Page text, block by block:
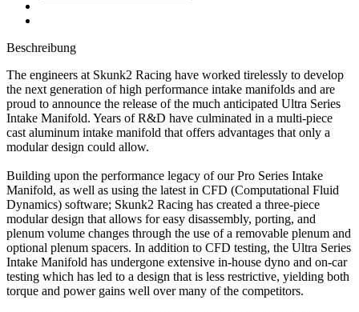
Beschreibung
The engineers at Skunk2 Racing have worked tirelessly to develop
the next generation of high performance intake manifolds and are
proud to announce the release of the much anticipated Ultra Series
Intake Manifold. Years of R&D have culminated in a multi-piece
cast aluminum intake manifold that offers advantages that only a
modular design could allow.
Building upon the performance legacy of our Pro Series Intake
Manifold, as well as using the latest in CFD (Computational Fluid
Dynamics) software; Skunk2 Racing has created a three-piece
modular design that allows for easy disassembly, porting, and
plenum volume changes through the use of a removable plenum and
optional plenum spacers. In addition to CFD testing, the Ultra Series
Intake Manifold has undergone extensive in-house dyno and on-car
testing which has led to a design that is less restrictive, yielding both
torque and power gains well over many of the competitors.